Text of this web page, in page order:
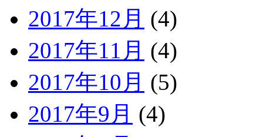
2017年12月 (4)
2017年11月 (4)
2017年10月 (5)
2017年9月 (4)